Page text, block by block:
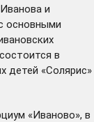
и
основными
в
детей «Солярис»
«Иваново», в